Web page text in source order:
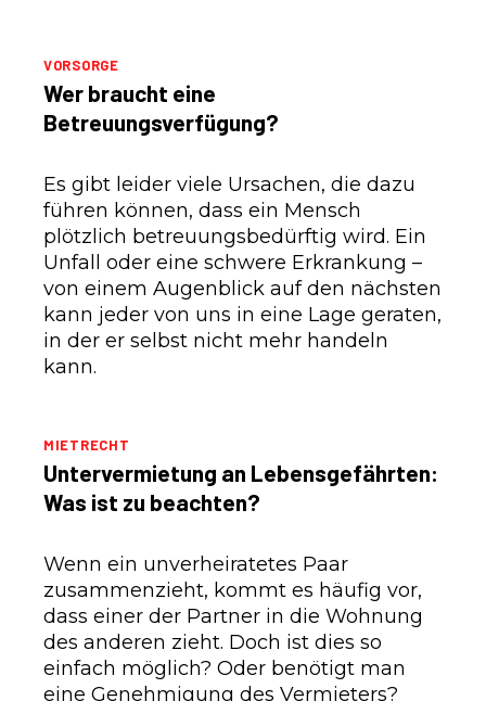
VORSORGE
Wer braucht eine
Betreuungsverfügung?
Es gibt leider viele Ursachen, die dazu
führen können, dass ein Mensch
plötzlich betreuungsbedürftig wird. Ein
Unfall oder eine schwere Erkrankung –
von einem Augenblick auf den nächsten
kann jeder von uns in eine Lage geraten,
in der er selbst nicht mehr handeln
kann.
MIETRECHT
Untervermietung an Lebensgefährten:
Was ist zu beachten?
Wenn ein unverheiratetes Paar
zusammenzieht, kommt es häufig vor,
dass einer der Partner in die Wohnung
des anderen zieht. Doch ist dies so
einfach möglich? Oder benötigt man
eine Genehmigung des Vermieters?